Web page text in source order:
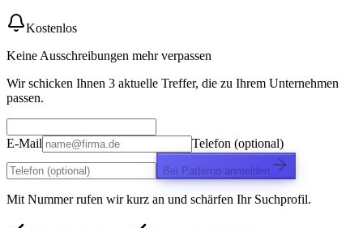
Kostenlos
Keine Ausschreibungen mehr verpassen
Wir schicken Ihnen 3 aktuelle Treffer, die zu Ihrem Unternehmen
passen.
E-Mail Telefon (optional)
Bei Patterno anmelden
Mit Nummer rufen wir kurz an und schärfen Ihr Suchprofil.